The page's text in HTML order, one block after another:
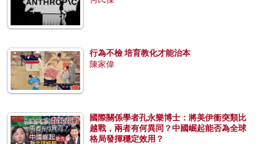
行為不檢 培育教化才能治本
陳家偉
國際關係學者孔永樂博士：將美伊衝突類比
越戰，兩者有何異同？中國崛起能否為全球
格局發揮穩定效用？